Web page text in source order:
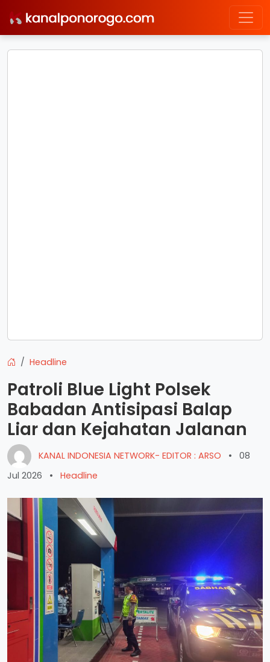
Headline
Patroli Blue Light Polsek
Babadan Antisipasi Balap
Liar dan Kejahatan Jalanan
KANAL INDONESIA NETWORK- EDITOR : ARSO •
08
Jul 2026
• Headline